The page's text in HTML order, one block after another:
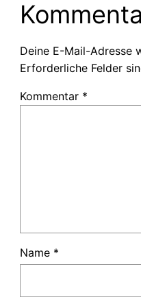
Deine E-Mail-Adresse
Erforderliche Felder
Kommentar *
Name *